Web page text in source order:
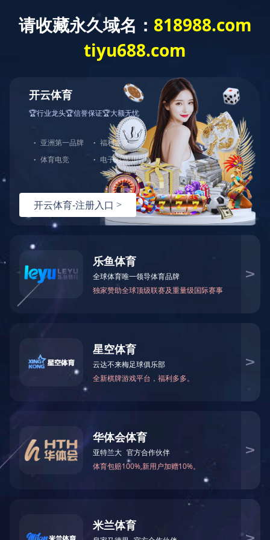
首页 企业概况 业绩实力 新闻
当前位置：首页>> 企业文化>> 企业画册
0条记录 当前页 1/1第 1-0 条
政府类网站链接